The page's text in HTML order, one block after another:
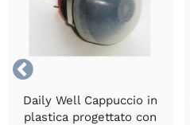

Daily Well Cappuccio in
plastica progettato con